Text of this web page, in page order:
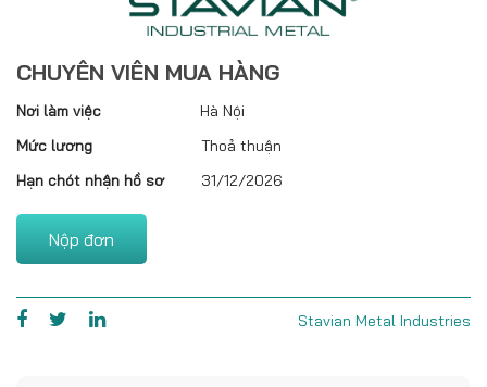
CHUYÊN VIÊN MUA HÀNG
Nơi làm việc
Hà Nội
Mức lương
Thoả thuận
Hạn chót nhận hồ sơ
31/12/2026
Nộp đơn
Stavian Metal Industries